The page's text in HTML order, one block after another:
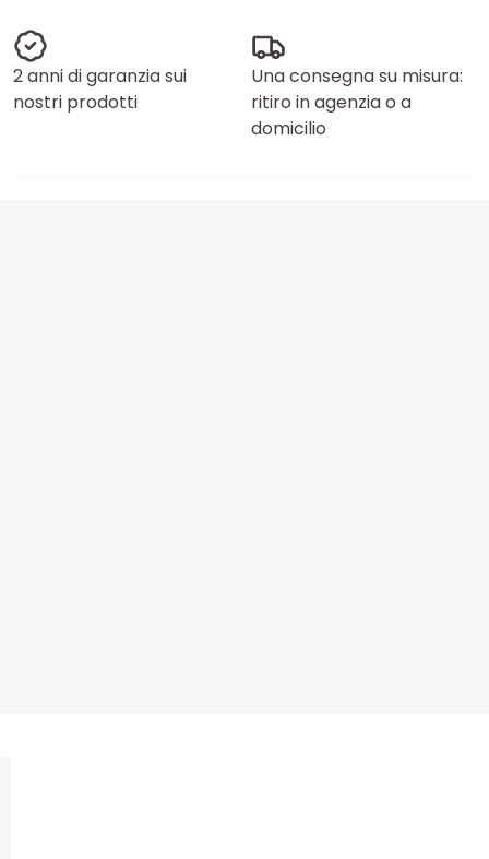
2 anni di garanzia sui
nostri prodotti
Una consegna su misura:
ritiro in agenzia o a
domicilio